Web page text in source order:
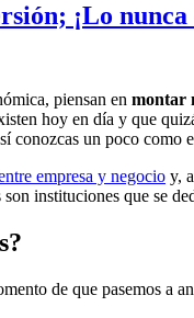
¡Lo
piensan en montar
hoy en día y que
conozcas un poco como
empresa y negocio y,
instituciones que se
de que pasemos a